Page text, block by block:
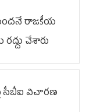
రాజకీయ
రద్దు చేశారు
సీబీఐ విచారణ